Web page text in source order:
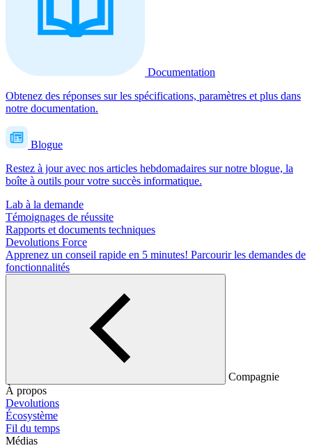
Documentation
Obtenez des réponses sur les spécifications, paramètres et plus dans
notre documentation.
Blogue
Restez à jour avec nos articles hebdomadaires sur notre blogue, la
boîte à outils pour votre succès informatique.
Lab à la demande
Témoignages de réussite
Rapports et documents techniques
Devolutions Force
Apprenez un conseil rapide en 5 minutes! Parcourir les demandes de
fonctionnalités
Compagnie
À propos
Devolutions
Écosystème
Fil du temps
Médias